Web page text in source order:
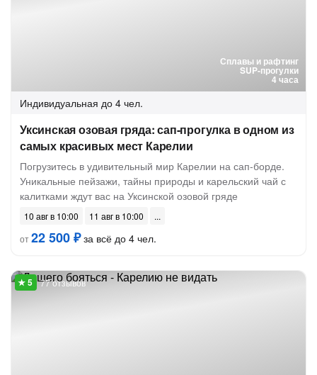
Сплавы и рафтинг
SUP-прогулки
4 часа
Индивидуальная до 4 чел.
Уксинская озовая гряда: сап-прогулка в одном из
самых красивых мест Карелии
Погрузитесь в удивительный мир Карелии на сап-борде.
Уникальные пейзажи, тайны природы и карельский чай с
калитками ждут вас на Уксинской озовой гряде
10 авг в 10:00
11 авг в 10:00
от22 500 ₽за всё до 4 чел.
77 отзывов